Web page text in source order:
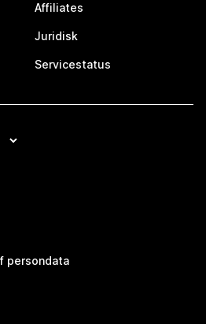
Affiliates
Juridisk
Servicestatus
persondata